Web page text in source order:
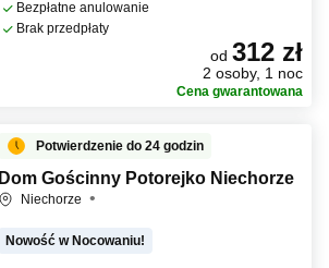
Bezpłatne anulowanie
Brak przedpłaty
od 312 zł
2 osoby, 1 noc
Cena gwarantowana
Potwierdzenie do 24 godzin
Dom Gościnny Potorejko Niechorze
Niechorze
Nowość w Nocowaniu!